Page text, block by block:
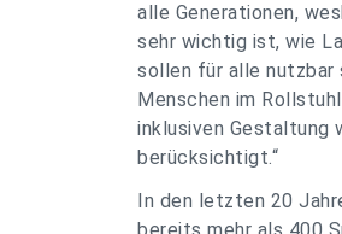
alle Generationen,
sehr wichtig ist, wie
sollen für alle nutzbar
Menschen im
inklusiven Gestaltung
berücksichtigt.“
In den letzten 20